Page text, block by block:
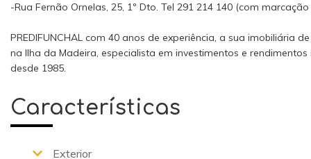
-Rua Fernão Ornelas, 25, 1º Dto. Tel 291 214 140 (com
PREDIFUNCHAL com 40 anos de experiência, a sua imobiliária
na Ilha da Madeira, especialista em investimentos e rendimentos
desde 1985.
Características
Exterior